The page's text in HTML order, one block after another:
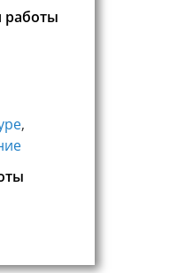
работы
,